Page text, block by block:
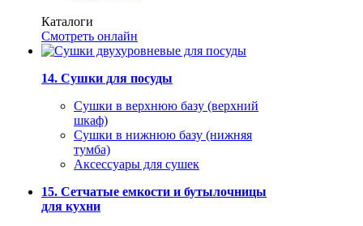
Каталоги
Смотреть онлайн
14. Сушки для посуды
Сушки в верхнюю базу (верхний
шкаф)
Сушки в нижнюю базу (нижняя
тумба)
Аксессуары для сушек
15. Сетчатые емкости и бутылочницы
для кухни